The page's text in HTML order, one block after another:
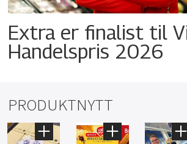
Extra er finalist til
Handelspris 2026
PRODUKTNYTT